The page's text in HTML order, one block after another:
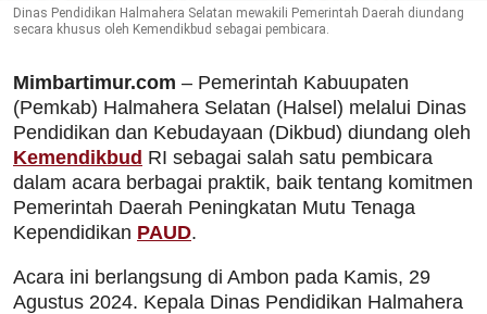
Dinas Pendidikan Halmahera Selatan mewakili Pemerintah Daerah diundang
secara khusus oleh Kemendikbud sebagai pembicara.
Mimbartimur.com – Pemerintah Kabuupaten
(Pemkab) Halmahera Selatan (Halsel) melalui Dinas
Pendidikan dan Kebudayaan (Dikbud) diundang oleh
Kemendikbud RI sebagai salah satu pembicara
dalam acara berbagai praktik, baik tentang komitmen
Pemerintah Daerah Peningkatan Mutu Tenaga
Kependidikan PAUD.
Acara ini berlangsung di Ambon pada Kamis, 29
Agustus 2024. Kepala Dinas Pendidikan Halmahera